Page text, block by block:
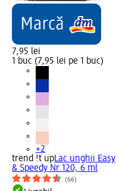
7,95 lei
1 buc (7,95 lei pe 1 buc)
+2
trend !t upLac unghii Easy
& Speedy Nr.120, 6 ml
(66)